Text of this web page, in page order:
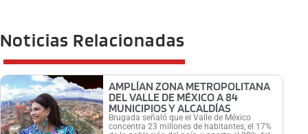
Noticias Relacionadas
AMPLÍAN ZONA METROPOLITANA
DEL VALLE DE MÉXICO A 84
MUNICIPIOS Y ALCALDÍAS
Brugada señaló que el Valle de México
concentra 23 millones de habitantes, el 17%